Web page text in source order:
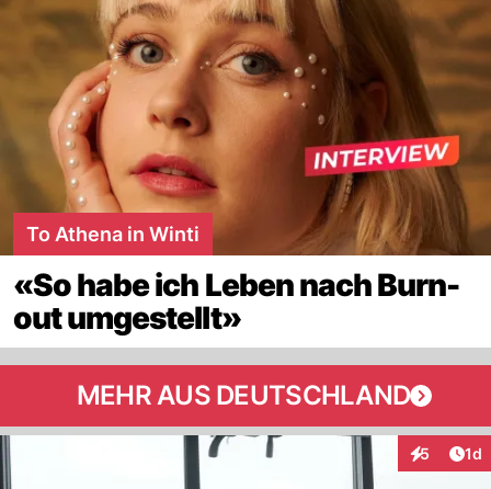
To Athena in Winti
«So habe ich Leben nach Burn-
out umgestellt»
MEHR AUS DEUTSCHLAND
5 1d